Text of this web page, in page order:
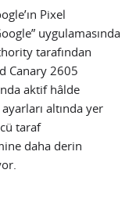
Pixel
uygulamasında
tarafından
Canary 2605
aktif hâlde
altında yer
taraf
daha derin